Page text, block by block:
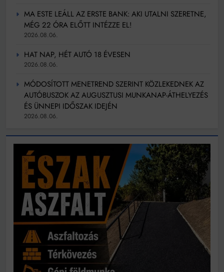
MA ESTE LEÁLL AZ ERSTE BANK: AKI UTALNI SZERETNE,
MÉG 22 ÓRA ELŐTT INTÉZZE EL!
2026.08.06.
HAT NAP, HÉT AUTÓ 18 ÉVESEN
2026.08.06.
MÓDOSÍTOTT MENETREND SZERINT KÖZLEKEDNEK AZ
AUTÓBUSZOK AZ AUGUSZTUSI MUNKANAP-ÁTHELYEZÉS
ÉS ÜNNEPI IDŐSZAK IDEJÉN
2026.08.06.